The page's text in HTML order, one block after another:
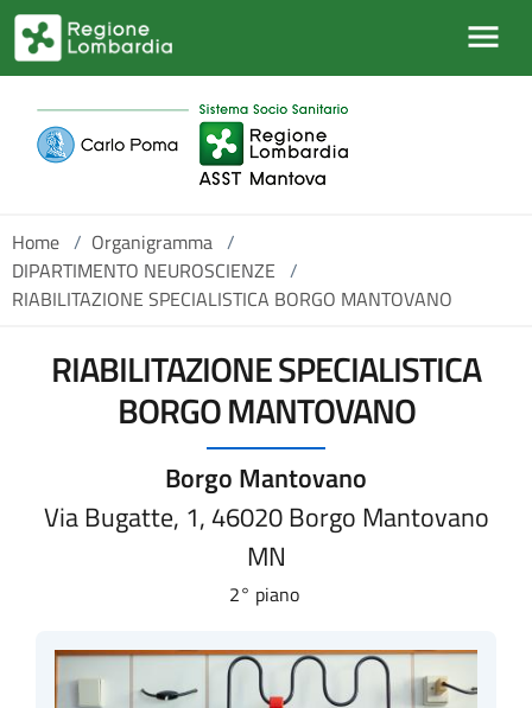
Salta al contenuto principale
Home / Organigramma /
DIPARTIMENTO NEUROSCIENZE /
RIABILITAZIONE SPECIALISTICA BORGO MANTOVANO
RIABILITAZIONE SPECIALISTICA
BORGO MANTOVANO
Borgo Mantovano
Via Bugatte, 1, 46020 Borgo Mantovano
MN
2° piano